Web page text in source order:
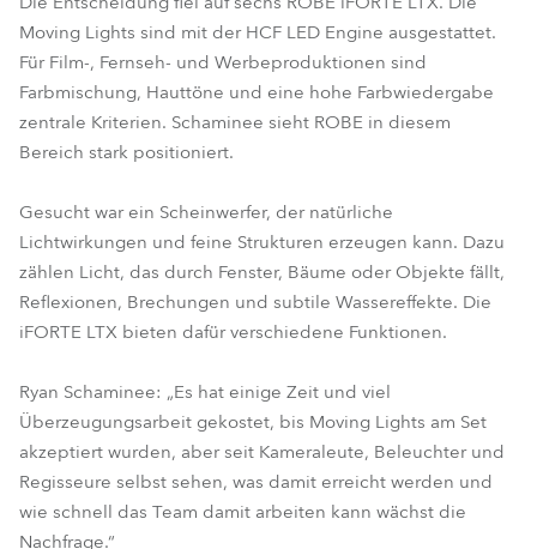
Moving Lights sind mit der HCF LED Engine ausgestattet.
Für Film-, Fernseh- und Werbeproduktionen sind
Farbmischung, Hauttöne und eine hohe Farbwiedergabe
zentrale Kriterien. Schaminee sieht ROBE in diesem
Bereich stark positioniert.
Gesucht war ein Scheinwerfer, der natürliche
Lichtwirkungen und feine Strukturen erzeugen kann. Dazu
zählen Licht, das durch Fenster, Bäume oder Objekte fällt,
Reflexionen, Brechungen und subtile Wassereffekte. Die
iFORTE LTX bieten dafür verschiedene Funktionen.
Ryan Schaminee: „Es hat einige Zeit und viel
Überzeugungsarbeit gekostet, bis Moving Lights am Set
akzeptiert wurden, aber seit Kameraleute, Beleuchter und
Regisseure selbst sehen, was damit erreicht werden und
wie schnell das Team damit arbeiten kann wächst die
Nachfrage.“